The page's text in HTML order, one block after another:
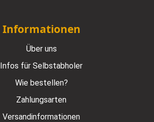
Informationen
Über uns
Infos für Selbstabholer
Wie bestellen?
Zahlungsarten
Versandinformationen